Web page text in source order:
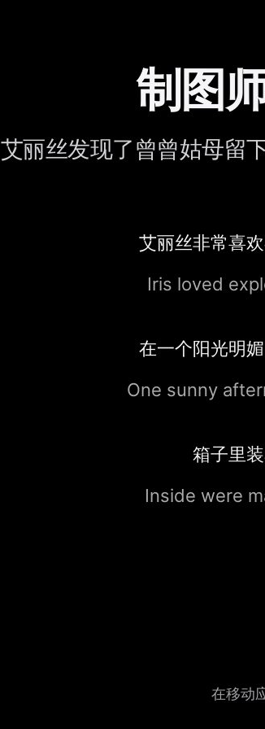
制图
艾丽丝发现了曾曾姑母留
艾丽丝非常喜
Iris loved
在一个阳光明
One sunny
箱子里
Inside were
在移动